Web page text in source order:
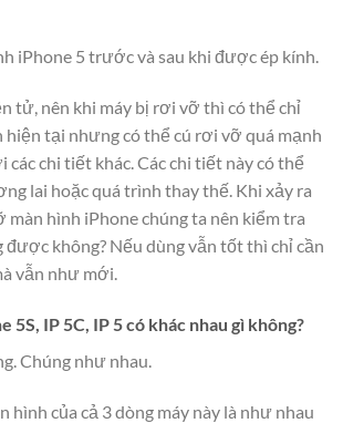
iPhone 5 trước và sau khi được ép kính.
tử, nên khi máy bị rơi vỡ thì có thể chỉ
hiện tại nhưng có thể cú rơi vỡ quá mạnh
chi tiết khác. Các chi tiết này có thể
lai hoặc quá trình thay thế. Khi xảy ra
hình iPhone chúng ta nên kiểm tra
được không? Nếu dùng vẫn tốt thì chỉ cần
vẫn như mới.
5S, IP 5C, IP 5 có khác nhau gì không?
Chúng như nhau.
hình của cả 3 dòng máy này là như nhau